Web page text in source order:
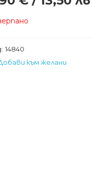
14840
към желани